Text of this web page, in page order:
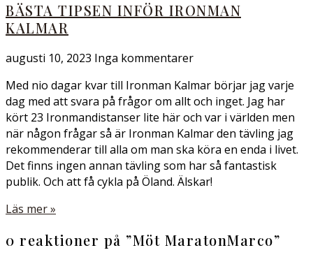
BÄSTA TIPSEN INFÖR IRONMAN
KALMAR
augusti 10, 2023 Inga kommentarer
Med nio dagar kvar till Ironman Kalmar börjar jag varje
dag med att svara på frågor om allt och inget. Jag har
kört 23 Ironmandistanser lite här och var i världen men
när någon frågar så är Ironman Kalmar den tävling jag
rekommenderar till alla om man ska köra en enda i livet.
Det finns ingen annan tävling som har så fantastisk
publik. Och att få cykla på Öland. Älskar!
Läs mer »
0 reaktioner på ”Möt MaratonMarco”